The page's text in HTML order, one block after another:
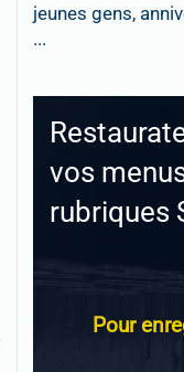
jeunes gens,
...
vos
rubriques
Pour